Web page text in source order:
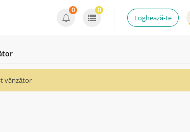
Loghează-te
0 0
vânzător